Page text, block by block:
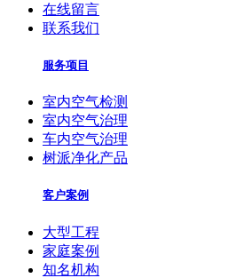
在线留言
联系我们
服务项目
室内空气检测
室内空气治理
车内空气治理
树派净化产品
客户案例
大型工程
家庭案例
知名机构